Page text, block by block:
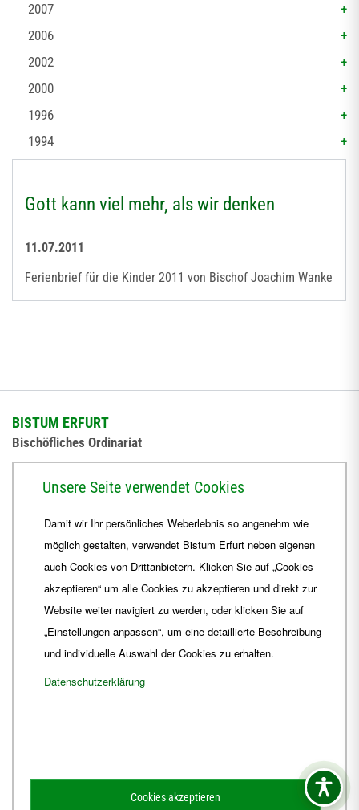
2007
2006
2002
2000
1996
1994
Gott kann viel mehr, als wir denken
11.07.2011
Ferienbrief für die Kinder 2011 von Bischof Joachim Wanke
BISTUM ERFURT
Bischöfliches Ordinariat
+49 361 6572-444
ordinariat Bistum-Erfurt.de
Unsere Seite verwendet Cookies
Damit wir Ihr persönliches Weberlebnis so angenehm wie
möglich gestalten, verwendet Bistum Erfurt neben eigenen
auch Cookies von Drittanbietern. Klicken Sie auf „Cookies
akzeptieren“ um alle Cookies zu akzeptieren und direkt zur
Website weiter navigiert zu werden, oder klicken Sie auf
„Einstellungen anpassen“, um eine detaillierte Beschreibung
und individuelle Auswahl der Cookies zu erhalten.
Datenschutzerklärung
Cookies akzeptieren